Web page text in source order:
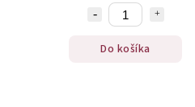
Do košíka